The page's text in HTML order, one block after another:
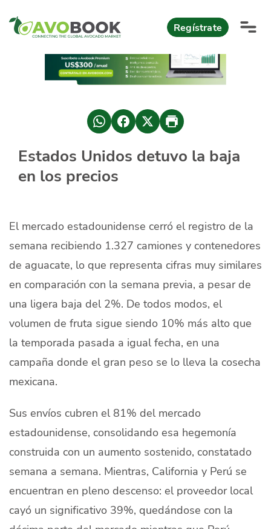
Regístrate
AvoReports
AvoComments
AvoMagazine
Iniciar Sesión
Quiénes Somos
Productores
Mercados
Contacto
modo claro Español
Estados Unidos detuvo la baja
en los precios
El mercado estadounidense cerró el registro de la
semana recibiendo 1.327 camiones y contenedores
de aguacate, lo que representa cifras muy similares
en comparación con la semana previa, a pesar de
una ligera baja del 2%. De todos modos, el
volumen de fruta sigue siendo 10% más alto que
la temporada pasada a igual fecha, en una
campaña donde el gran peso se lo lleva la cosecha
mexicana.
Sus envíos cubren el 81% del mercado
estadounidense, consolidando esa hegemonía
construida con un aumento sostenido, constatado
semana a semana. Mientras, California y Perú se
encuentran en pleno descenso: el proveedor local
cayó un significativo 39%, quedándose con la